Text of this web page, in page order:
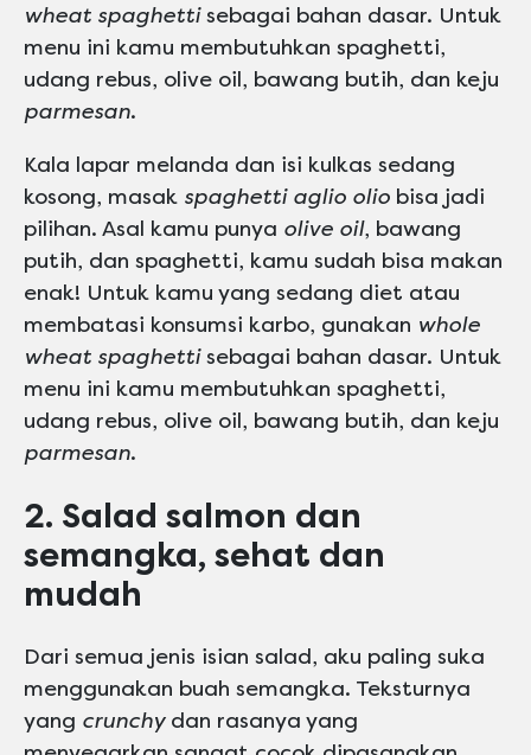
wheat spaghettisebagai bahan dasar. Untuk
menu ini kamu membutuhkan spaghetti,
udang rebus, olive oil, bawang butih, dan keju
parmesan.
Kala lapar melanda dan isi kulkas sedang
kosong, masak spaghetti aglio olio bisa jadi
pilihan. Asal kamu punya olive oil, bawang
putih, dan spaghetti, kamu sudah bisa makan
enak! Untuk kamu yang sedang diet atau
membatasi konsumsi karbo, gunakan whole
wheat spaghettisebagai bahan dasar. Untuk
menu ini kamu membutuhkan spaghetti,
udang rebus, olive oil, bawang butih, dan keju
parmesan.
2. Salad salmon dan
semangka, sehat dan
mudah
Dari semua jenis isian salad, aku paling suka
menggunakan buah semangka. Teksturnya
yang crunchydan rasanya yang